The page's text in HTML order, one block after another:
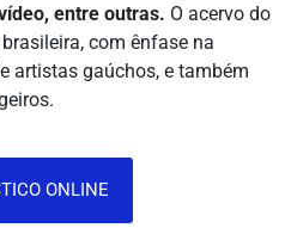
entre outras. O acervo do
com ênfase na
artistas gaúchos, e também
ONLINE